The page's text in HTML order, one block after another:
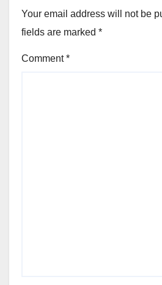
Your email address will not be
fields are marked *
Comment*